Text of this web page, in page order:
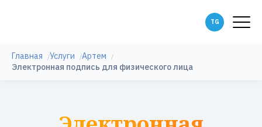
Главная Услуги
Артем
Электронная подпись для физического лица